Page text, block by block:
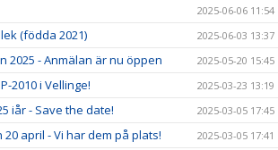
2025-06-06 11:54
(födda 2021) 2025-06-03 13:37
2025 - Anmälan är nu öppen 2025-05-20 15:45
2010 i Vellinge! 2025-03-23 13:19
iår - Save the date! 2025-03-05 17:45
april - Vi har dem på plats! 2025-03-05 17:41